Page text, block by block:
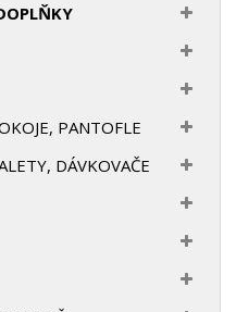
PANTOFLE
DÁVKOVAČE